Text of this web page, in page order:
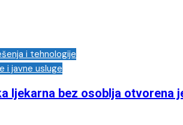
i tehnologije
i javne usluge
ljekarna bez osoblja otvorena